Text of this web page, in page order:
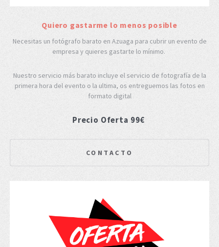
Quiero gastarme lo menos posible
Necesitas un fotógrafo barato en Azuaga para cubrir un evento de
empresa y quieres gastarte lo mínimo.
Nuestro servicio más barato incluye el servicio de fotografía de la
primera hora del evento o la ultima, os entreguemos las fotos en
formato digital
Precio Oferta 99€
CONTACTO